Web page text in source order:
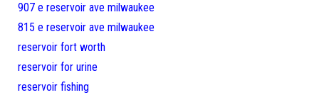
907 e reservoir ave milwaukee
815 e reservoir ave milwaukee
reservoir fort worth
reservoir for urine
reservoir fishing